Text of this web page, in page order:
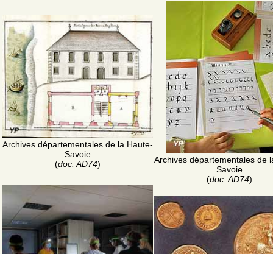
Archives départementales de la Haute-
Savoie
(doc. AD74)
Archives départementales de
Savoie
(doc. AD74)